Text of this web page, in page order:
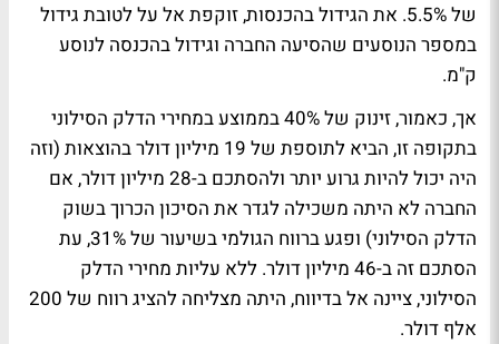
של 5.5%. את הגידול בהכנסות, זוקפת אל על לטובת גידול
במספר הנוסעים שהסיעה החברה וגידול בהכנסה לנוסע
ק"מ.
אך, כאמור, זינוק של 40% בממוצע במחירי הדלק הסילוני
בתקופה זו, הביא לתוספת של 19 מיליון דולר בהוצאות (וזה
היה יכול להיות גרוע יותר ולהסתכם ב-28 מיליון דולר, אם
החברה לא היתה משכילה לגדר את הסיכון הכרוך בשוק
הדלק הסילוני) ופגע ברווח הגולמי בשיעור של 31%, עת
הסתכם זה ב-46 מיליון דולר. ללא עליות מחירי הדלק
הסילוני, ציינה אל בדיווח, היתה מצליחה להציג רווח של 200
אלף דולר.